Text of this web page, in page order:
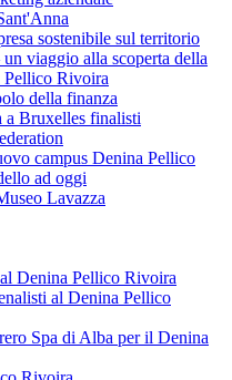
sostenibile sul territorio
viaggio alla scoperta della
Pellico Rivoira
della finanza
a Bruxelles finalisti
campus Denina Pellico
ad oggi
Lavazza
Denina Pellico Rivoira
al Denina Pellico
Spa di Alba per il Denina